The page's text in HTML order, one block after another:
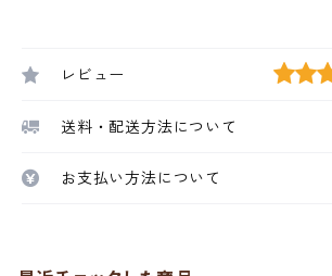
レビュー
送料・配送方法について
お支払い方法について